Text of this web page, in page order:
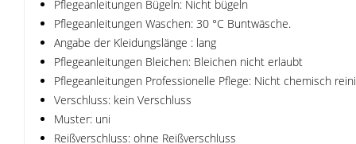
Pflegeanleitungen Bügeln: Nicht bügeln
Pflegeanleitungen Waschen: 30 °C Buntwäsche.
Angabe der Kleidungslänge : lang
Pflegeanleitungen Bleichen: Bleichen nicht erlaubt
Pflegeanleitungen Professionelle Pflege: Nicht chemisch
Verschluss: kein Verschluss
Muster: uni
Reißverschluss: ohne Reißverschluss